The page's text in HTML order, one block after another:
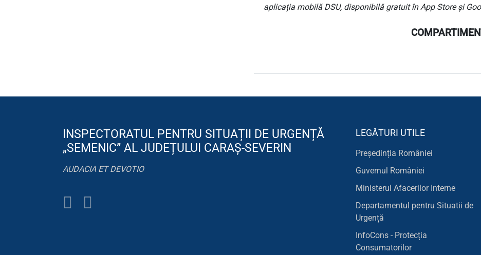
aplicația mobilă DSU, disponibilă gratuit în App Store și
INSPECTORATUL PENTRU SITUAȚII DE URGENȚĂ
„SEMENIC” AL JUDEȚULUI CARAȘ-SEVERIN
AUDACIA ET DEVOTIO
LEGĂTURI UTILE
Președinția României
Guvernul României
Ministerul Afacerilor Interne
Departamentul pentru Situatii de
Urgență
InfoCons - Protecția
Consumatorilor